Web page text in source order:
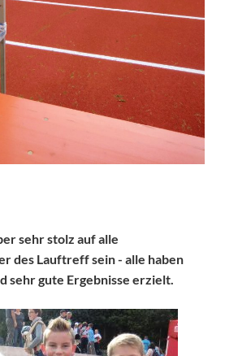
sehr stolz auf alle
des Lauftreff sein - alle haben
sehr gute Ergebnisse erzielt.